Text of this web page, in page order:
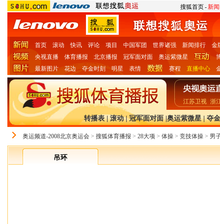
搜狐首页-新闻
首页 滚动 快讯 评论 项目 中国军团 世界诸强 新闻排行
金
央视直播
体育播报 北京播报 冠军面对面 奥运紫微星
最新图片
花边 夺金时刻 明星 表情 赛程 直播中心
江苏卫视 浙
转播表|滚动|冠军面对面|奥运紫微星|夺
奥运频道-2008北京奥运会 > 搜狐体育播报 > 28大项 > 体操 > 竞技体操 > 男
吊环